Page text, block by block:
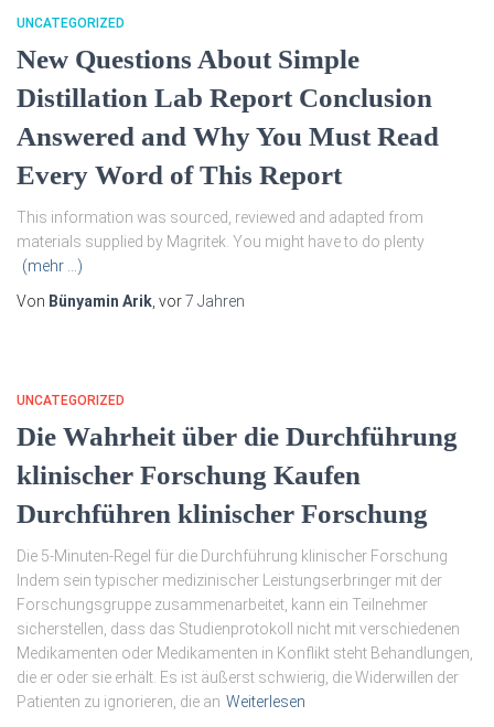
UNCATEGORIZED
New Questions About Simple
Distillation Lab Report Conclusion
Answered and Why You Must Read
Every Word of This Report
This information was sourced, reviewed and adapted from
materials supplied by Magritek. You might have to do plenty
(mehr …)
Von Bünyamin Arik , vor7 Jahren
UNCATEGORIZED
Die Wahrheit über die Durchführung
klinischer Forschung Kaufen
Durchführen klinischer Forschung
Die 5-Minuten-Regel für die Durchführung klinischer Forschung
Indem sein typischer medizinischer Leistungserbringer mit der
Forschungsgruppe zusammenarbeitet, kann ein Teilnehmer
sicherstellen, dass das Studienprotokoll nicht mit verschiedenen
Medikamenten oder Medikamenten in Konflikt steht Behandlungen,
die er oder sie erhält. Es ist äußerst schwierig, die Widerwillen der
Patienten zu ignorieren, die an Weiterlesen